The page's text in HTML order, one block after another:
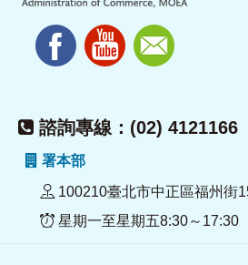
諮詢專線：(02) 4121166
署本部
100210臺北市中正區福州街
星期一至星期五8:30～17:30